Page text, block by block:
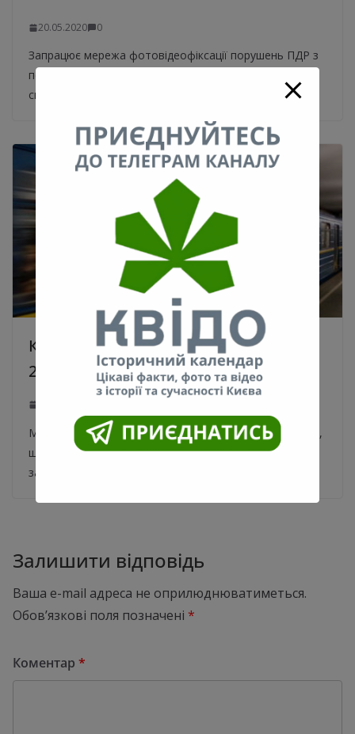
20.05.2020 0
Запрацює мережа фотовідеофіксації порушень ПДР з
першого числа наступного місяця. Про це повідомив
сьогодні, 20 травня, на засіданні Уряду міністр
Кабмін дозволив відкривати метро з
25 травня, але за певних умов
Міністр інфраструктури Владислав Криклій повідомив,
що метро в Києві та інших містах України може
запрацювати з 25 травня. Про це
Залишити відповідь
Ваша e-mail адреса не оприлюднюватиметься.
Обов’язкові поля позначені *
Коментар *